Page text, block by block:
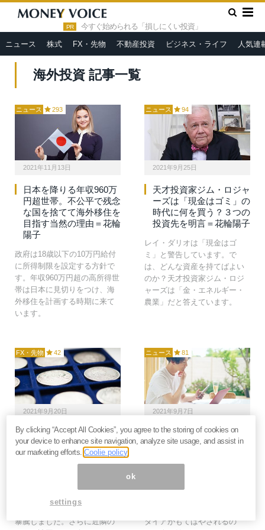
PR 今すぐ始められる「損しにくい投資」
ニュース 株式 FX・先物 不動産投資 ビジネス・ライフ 人気連
HOME » 海外投資
海外投資 記事一覧
ニュース 293
2021年11月13日
日本を降りる年収960万
円超世帯。不公平で残念
な国を捨てて海外移住を
目指す当然の理由＝花輪
陽子
政府は18歳以下の10万円給付
に所得制限を設定する方針で
す。年収960万円超の高所得世
帯は日本に見切りをつけ、海
外移住を計画する時期に来て
います。
ニュース 94
2021年9月25日
天才投資家ジム・ロジャ
ーズは「現金はゴミ」の
時代に何を買う？３つの
投資先を明言＝花輪陽子
レイ・ダリオは「現金はゴ
ミ」と警告しています。で
は、どんな資産を持てばよい
のか？天才投資家ジム・ロジ
ャーズは「金・エネルギー・
農業」だと答えています。
FX・先物 42
2021年9月20日
中国の古銭ブームでアジ
アコイン暴騰へ。やがて
世界に広がる“銀貨ドミ
ノ倒し”に刮目せよ＝田
リーマン・ショック以降の中
国“古銭ブーム”で中国コインが
暴騰しました。さらに近隣の
ニュース 81
2021年9月7日
早期リタイアを「目標」
にして失敗するFIREな
では足りぬ幸せの条件＝
タイアがもてはやされるの
By clicking “Accept All Cookies”, you agree to the storing of cookies on
your device to enhance site navigation, analyze site usage, and assist in
our marketing efforts.Coolie policy
ok
settings